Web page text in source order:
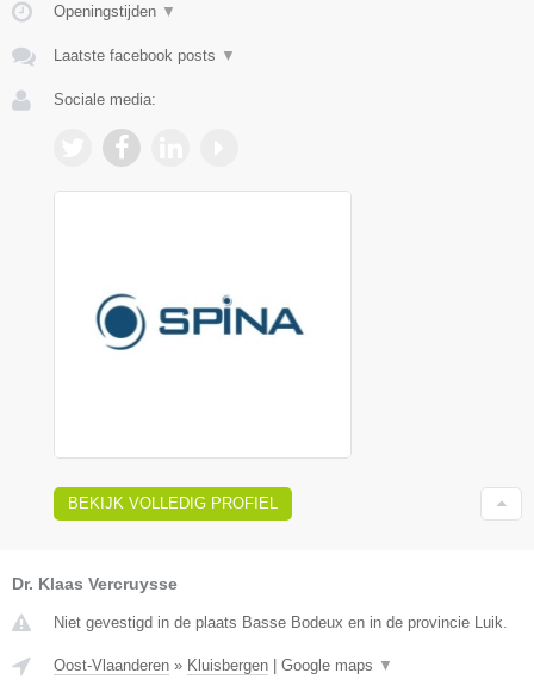
Openingstijden ▼
Laatste facebook posts ▼
Sociale media:
BEKIJK VOLLEDIG PROFIEL
Dr. Klaas Vercruysse
Niet gevestigd in de plaats Basse Bodeux en in de provincie Luik.
Oost-Vlaanderen » Kluisbergen Google maps ▼